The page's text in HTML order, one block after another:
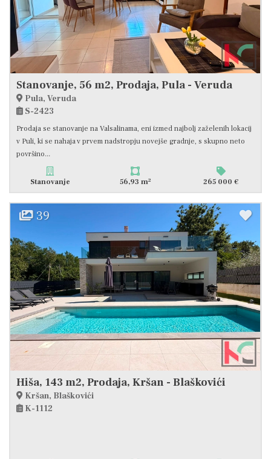
Stanovanje, 56 m2, Prodaja, Pula - Veruda
Pula, Veruda
S-2423
Prodaja se stanovanje na Valsalinama, eni izmed najbolj zaželenih lokacij
v Puli, ki se nahaja v prvem nadstropju novejše gradnje, s skupno neto
površino...
Stanovanje 56,93 m2 265 000 €
39
Hiša, 143 m2, Prodaja, Kršan - Blaškovići
Kršan, Blaškovići
K-1112